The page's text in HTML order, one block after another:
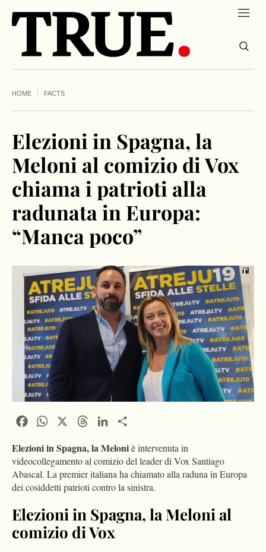
HOME FACTS
Elezioni in Spagna, la
Meloni al comizio di Vox
chiama i patrioti alla
radunata in Europa:
“Manca poco”
FacebookWhatsApp ThreadsLinkedIn
Elezioni in Spagna, la Meloniè intervenuta in
videocollegamento al comizio del leader di Vox Santiago
Abascal. La premier italiana ha chiamato alla raduna in Europa
dei cosiddetti patrioti contro la sinistra.
Elezioni in Spagna, la Meloni al
comizio di Vox